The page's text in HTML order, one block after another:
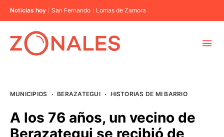
Noticias hoy San Fernando Lomas de Zamora
BUENOS AIRES
MUNICIPIOS · BERAZATEGUI · HISTORIAS DE MI BARRIO
A los 76 años, un vecino de
Berazategui se recibió de